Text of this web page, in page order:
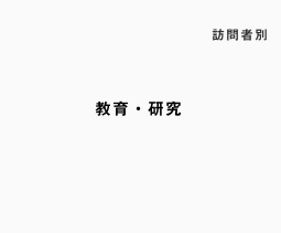
訪問者別
教育・研究